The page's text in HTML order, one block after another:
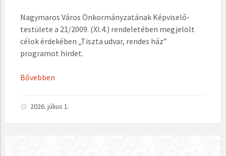
Nagymaros Város Önkormányzatának Képviselő-
testülete a 21/2009. (XI.4.) rendeletében megjelölt
célok érdekében „Tiszta udvar, rendes ház”
programot hirdet.
Bővebben
2026. július 1.